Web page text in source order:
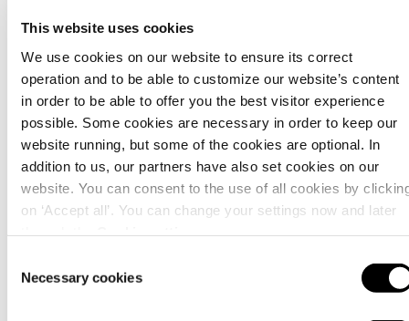
This website uses cookies
We use cookies on our website to ensure its correct
operation and to be able to customize our website’s content
in order to be able to offer you the best visitor experience
possible. Some cookies are necessary in order to keep our
website running, but some of the cookies are optional. In
addition to us, our partners have also set cookies on our
website. You can consent to the use of all cookies by
on ‘Accept all’. You can change your settings now and later
Selection
Necessary cookies
Matériau